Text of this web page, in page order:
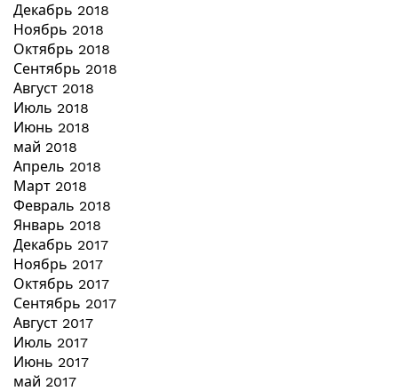
Декабрь 2018
Ноябрь 2018
Октябрь 2018
Сентябрь 2018
Август 2018
Июль 2018
Июнь 2018
май 2018
Апрель 2018
Март 2018
Февраль 2018
Январь 2018
Декабрь 2017
Ноябрь 2017
Октябрь 2017
Сентябрь 2017
Август 2017
Июль 2017
Июнь 2017
май 2017